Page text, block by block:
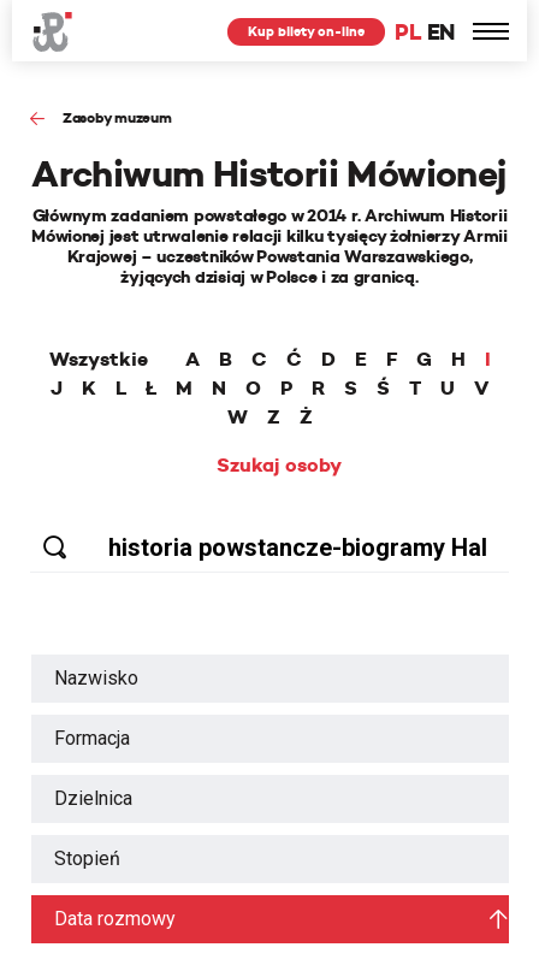
PL EN
Kup bilety on-line
Zasoby muzeum
Archiwum Historii Mówionej
Głównym zadaniem powstałego w 2014 r. Archiwum Historii
Mówionej jest utrwalenie relacji kilku tysięcy żołnierzy Armii
Krajowej – uczestników Powstania Warszawskiego,
żyjących dzisiaj w Polsce i za granicą.
Wszystkie A B C Ć D E F G H
I
J
K L Ł M N O P R S Ś T U
V
W
Z
Ż
Szukaj osoby
Nazwisko
Formacja
Dzielnica
Stopień
Data rozmowy